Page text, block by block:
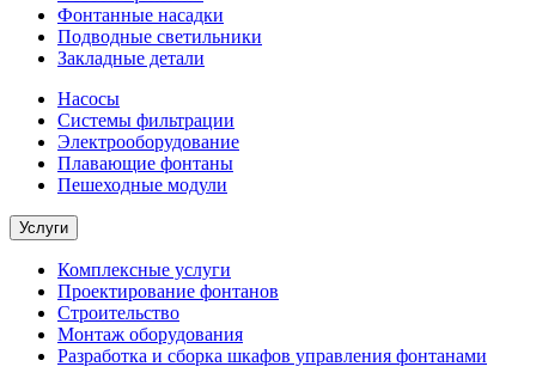
Фонтанные насадки
Подводные светильники
Закладные детали
Насосы
Системы фильтрации
Электрооборудование
Плавающие фонтаны
Пешеходные модули
Услуги
Комплексные услуги
Проектирование фонтанов
Строительство
Монтаж оборудования
Разработка и сборка шкафов управления фонтанами